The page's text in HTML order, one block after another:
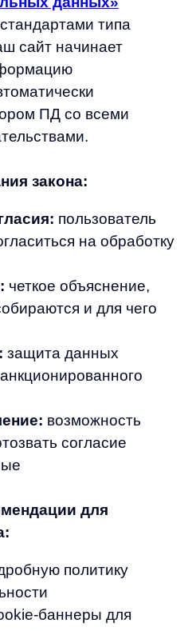
для
политику
баннеры для
отписки
базу данных
защиту
привести
и серьезному
лучшие
механики
требует
использования